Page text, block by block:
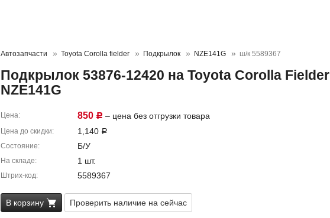
Автозапчасти Toyota Corolla fielder Подкрылок NZE141G ш/к 5589367
Подкрылок 53876-12420 на Toyota Corolla Fielder
NZE141G
Цена 850 Р – цена без отгрузки товара
Цена до скидки 1,140 Р
Состояние Б/У
На складе 1 шт.
Штрих-код 5589367
В корзину Проверить наличие на сейчас